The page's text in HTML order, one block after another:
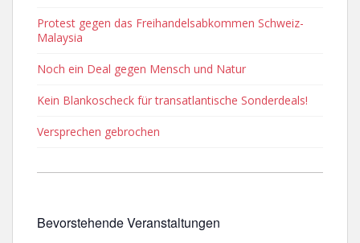
Protest gegen das Freihandelsabkommen Schweiz-
Malaysia
Noch ein Deal gegen Mensch und Natur
Kein Blankoscheck für transatlantische Sonderdeals!
Versprechen gebrochen
Bevorstehende Veranstaltungen